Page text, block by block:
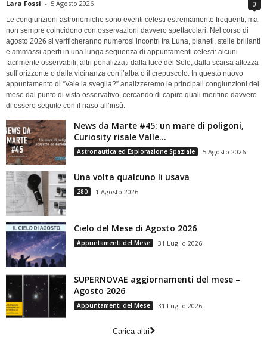
Lara Fossi - 5 Agosto 2026 0
Le congiunzioni astronomiche sono eventi celesti estremamente frequenti, ma
non sempre coincidono con osservazioni davvero spettacolari. Nel corso di
agosto 2026 si verificheranno numerosi incontri tra Luna, pianeti, stelle brillanti
e ammassi aperti in una lunga sequenza di appuntamenti celesti: alcuni
facilmente osservabili, altri penalizzati dalla luce del Sole, dalla scarsa altezza
sull’orizzonte o dalla vicinanza con l’alba o il crepuscolo. In questo nuovo
appuntamento di “Vale la sveglia?” analizzeremo le principali congiunzioni del
mese dal punto di vista osservativo, cercando di capire quali meritino davvero
di essere seguite con il naso all’insù.
News da Marte #45: un mare di poligoni,
Curiosity risale Valle...
Astronautica ed Esplorazione Spaziale 5 Agosto 2026
Una volta qualcuno li usava
280 1 Agosto 2026
Cielo del Mese di Agosto 2026
Appuntamenti del Mese 31 Luglio 2026
SUPERNOVAE aggiornamenti del mese –
Agosto 2026
Appuntamenti del Mese 31 Luglio 2026
Carica altri